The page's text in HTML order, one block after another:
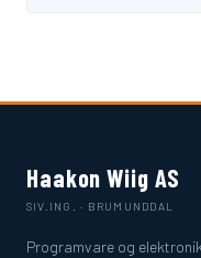
Haakon Wiig AS
SIV.ING. · BRUMUNDDAL
Programvare og